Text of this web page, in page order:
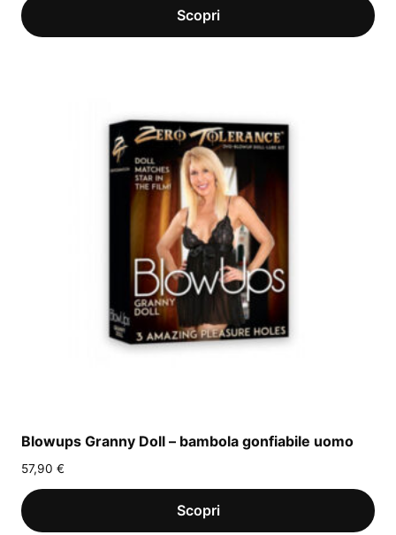
Blowups Granny Doll – bambola gonfiabile uomo
57,90 €